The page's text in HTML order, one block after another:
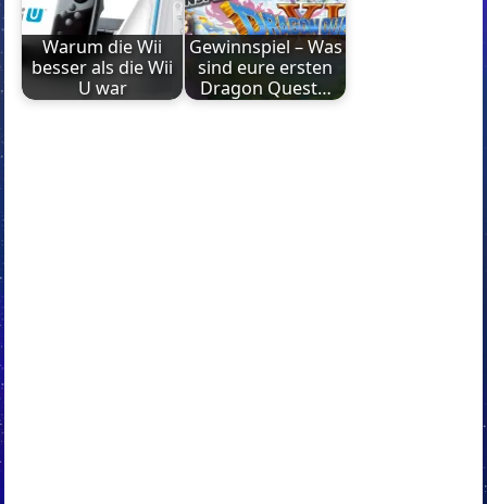
Warum die Wii
besser als die Wii
U war
Gewinnspiel – Was
sind eure ersten
Dragon Quest…